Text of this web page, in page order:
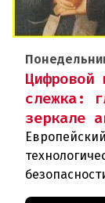
Цифровой
слежка:
зеркале
последние